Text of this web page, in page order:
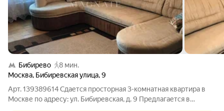
Бибирево
8 мин.
Москва, Бибиревская улица,9
Арт. 139389614 Сдается просторная 3-комнатная квартира в
Москве по адресу: ул. Бибиревская, д. 9 Предлагается в